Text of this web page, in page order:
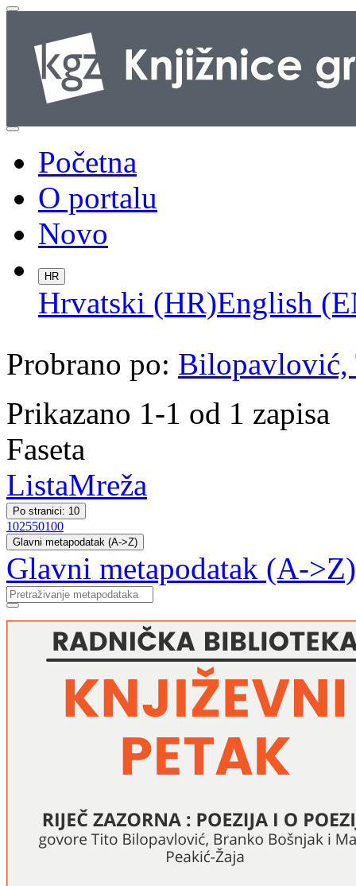
Početna
O portalu
Novo
HR
Hrvatski (HR)English
Probrano po: Bilopavlović,
Prikazano 1-1 od 1 zapisa
Faseta
ListaMreža
Po stranici: 10
102550100
Glavni metapodatak (A->Z)
Glavni metapodatak (A->Z)